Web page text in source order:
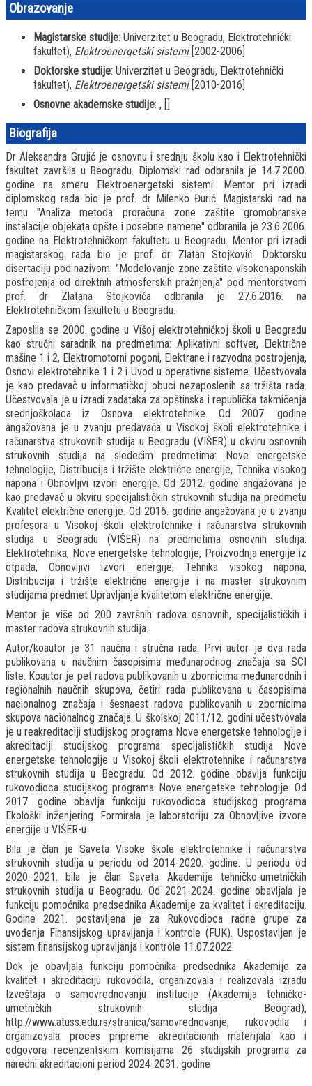
Obrazovanje
Magistarske studije: Univerzitet u Beogradu, Elektrotehnički
fakultet), Elektroenergetski sistemi[2002-2006]
Doktorske studije: Univerzitet u Beogradu, Elektrotehnički
fakultet), Elektroenergetski sistemi[2010-2016]
Osnovne akademske studije: , []
Biografija
Dr Aleksandra Grujić je osnovnu i srednju školu kao i Elektrotehnički
fakultet završila u Beogradu. Diplomski rad odbranila je 14.7.2000.
godine na smeru Elektroenergetski sistemi. Mentor pri izradi
diplomskog rada bio je prof. dr Milenko Đurić. Magistarski rad na
temu "Analiza metoda proračuna zone zaštite gromobranske
instalacije objekata opšte i posebne namene" odbranila je 23.6.2006.
godine na Elektrotehničkom fakultetu u Beogradu. Mentor pri izradi
magistarskog rada bio je prof. dr Zlatan Stojković. Doktorsku
disertaciju pod nazivom. "Modelovanje zone zaštite visokonaponskih
postrojenja od direktnih atmosferskih pražnjenja" pod mentorstvom
prof. dr Zlatana Stojkovića odbranila je 27.6.2016. na
Elektrotehničkom fakultetu u Beogradu.
Zaposlila se 2000. godine u Višoj elektrotehničkoj školi u Beogradu
kao stručni saradnik na predmetima: Aplikativni softver, Električne
mašine 1 i 2, Elektromotorni pogoni, Elektrane i razvodna postrojenja,
Osnovi elektrotehnike 1 i 2 i Uvod u operativne sisteme. Učestvovala
je kao predavač u informatičkoj obuci nezaposlenih sa tržišta rada.
Učestvovala je u izradi zadataka za opštinska i republička takmičenja
srednjoškolaca iz Osnova elektrotehnike. Od 2007. godine
angažovana je u zvanju predavača u Visokoj školi elektrotehnike i
računarstva strukovnih studija u Beogradu (VIŠER) u okviru osnovnih
strukovnih studija na sledećim predmetima: Nove energetske
tehnologije, Distribucija i tržište električne energije, Tehnika visokog
napona i Obnovljivi izvori energije. Od 2012. godine angažovana je
kao predavač u okviru specijalističkih strukovnih studija na predmetu
Kvalitet električne energije. Od 2016. godine angažovana je u zvanju
profesora u Visokoj školi elektrotehnike i računarstva strukovnih
studija u Beogradu (VIŠER) na predmetima osnovnih studija:
Elektrotehnika, Nove energetske tehnologije, Proizvodnja energije iz
otpada, Obnovljivi izvori energije, Tehnika visokog napona,
Distribucija i tržište električne energije i na master strukovnim
studijama predmet Upravljanje kvalitetom električne energije.
Mentor je više od 200 završnih radova osnovnih, specijalističkih i
master radova strukovnih studija.
Autor/koautor je 31 naučna i stručna rada. Prvi autor je dva rada
publikovana u naučnim časopisima međunarodnog značaja sa SCI
liste. Koautor je pet radova publikovanih u zbornicima međunarodnih i
regionalnih naučnih skupova, četiri rada publikovana u časopisima
nacionalnog značaja i šesnaest radova publikovanih u zbornicima
skupova nacionalnog značaja. U školskoj 2011/12. godini učestvovala
je u reakreditaciji studijskog programa Nove energetske tehnologije i
akreditaciji studijskog programa specijalističkih studija Nove
energetske tehnologije u Visokoj školi elektrotehnike i računarstva
strukovnih studija u Beogradu. Od 2012. godine obavlja funkciju
rukovodioca studijskog programa Nove energetske tehnologije. Od
2017. godine obavlja funkciju rukovodioca studijskog programa
Ekološki inženjering. Formirala je laboratoriju za Obnovljive izvore
energije u VIŠER-u.
Bila je član je Saveta Visoke škole elektrotehnike i računarstva
strukovnih studija u periodu od 2014-2020. godine. U periodu od
2020.-2021. bila je član Saveta Akademije tehničko-umetničkih
strukovnih studija u Beogradu. Od 2021-2024. godine obavljala je
funkciju pomoćnika predsednika Akademije za kvalitet i akreditaciju.
Godine 2021. postavljena je za Rukovodioca radne grupe za
uvođenja Finansijskog upravljanja i kontrole (FUK). Uspostavljen je
sistem finansijskog upravljanja i kontrole 11.07.2022.
Dok je obavljala funkciju pomoćnika predsednika Akademije za
kvalitet i akreditaciju rukovodila, organizovala i realizovala izradu
Izveštaja o samovrednovanju institucije (Akademija tehničko-
umetničkih strukovnih studija Beograd),
http://www.atuss.edu.rs/stranica/samovrednovanje, rukovodila i
organizovala proces pripreme akreditacionih materijala kao i
odgovora recenzentskim komisijama 26 studijskih programa za
naredni akreditacioni period 2024-2031. godine